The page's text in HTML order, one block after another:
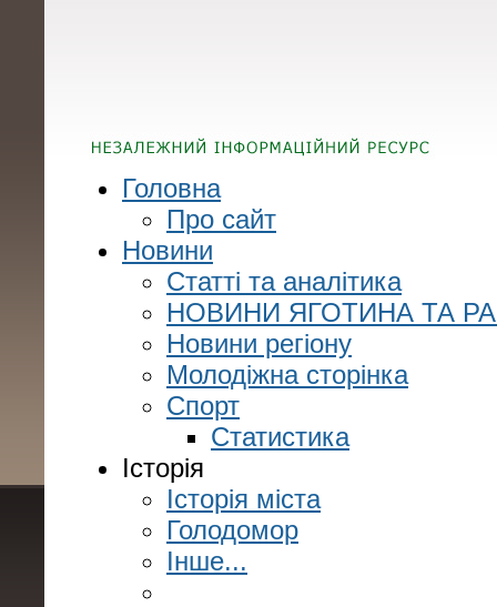
Головна
Про сайт
Новини
Статті та аналітика
НОВИНИ ЯГОТИНА ТА
Новини регіону
Молодіжна сторінка
Спорт
Статистика
Історія
Історія міста
Голодомор
Інше...